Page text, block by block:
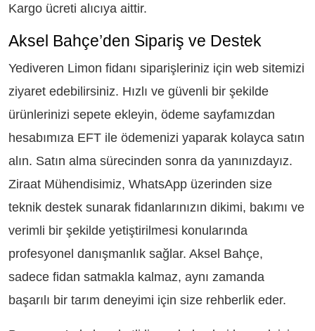
Kargo ücreti alıcıya aittir.
Aksel Bahçe’den Sipariş ve Destek
Yediveren Limon fidanı siparişleriniz için web sitemizi
ziyaret edebilirsiniz. Hızlı ve güvenli bir şekilde
ürünlerinizi sepete ekleyin, ödeme sayfamızdan
hesabımıza EFT ile ödemenizi yaparak kolayca satın
alın. Satın alma sürecinden sonra da yanınızdayız.
Ziraat Mühendisimiz, WhatsApp üzerinden size
teknik destek sunarak fidanlarınızın dikimi, bakımı ve
verimli bir şekilde yetiştirilmesi konularında
profesyonel danışmanlık sağlar. Aksel Bahçe,
sadece fidan satmakla kalmaz, aynı zamanda
başarılı bir tarım deneyimi için size rehberlik eder.